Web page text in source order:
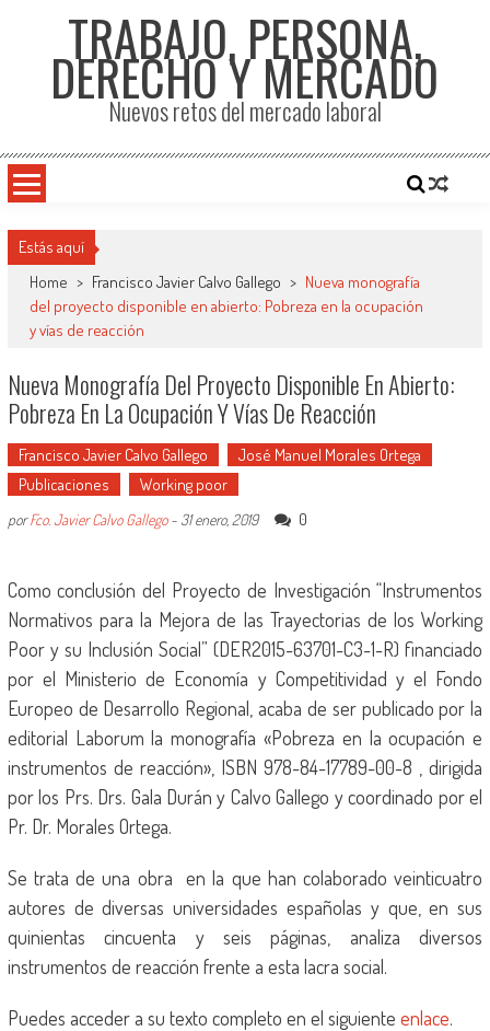
TRABAJO, PERSONA,
DERECHO Y MERCADO
Nuevos retos del mercado laboral
Estás aquí
Home > Francisco Javier Calvo Gallego > Nueva monografía
del proyecto disponible en abierto: Pobreza en la ocupación
y vías de reacción
Nueva Monografía Del Proyecto Disponible En Abierto:
Pobreza En La Ocupación Y Vías De Reacción
Francisco Javier Calvo Gallego
José Manuel Morales Ortega
Publicaciones
Working poor
porFco. Javier Calvo Gallego- 31 enero, 2019 0
Como conclusión del Proyecto de Investigación “Instrumentos
Normativos para la Mejora de las Trayectorias de los Working
Poor y su Inclusión Social” (DER2015-63701-C3-1-R) financiado
por el Ministerio de Economía y Competitividad y el Fondo
Europeo de Desarrollo Regional, acaba de ser publicado por la
editorial Laborum la monografía «Pobreza en la ocupación e
instrumentos de reacción», ISBN 978-84-17789-00-8 , dirigida
por los Prs. Drs. Gala Durán y Calvo Gallego y coordinado por el
Pr. Dr. Morales Ortega.
Se trata de una obra en la que han colaborado veinticuatro
autores de diversas universidades españolas y que, en sus
quinientas cincuenta y seis páginas, analiza diversos
instrumentos de reacción frente a esta lacra social.
Puedes acceder a su texto completo en el siguiente enlace.